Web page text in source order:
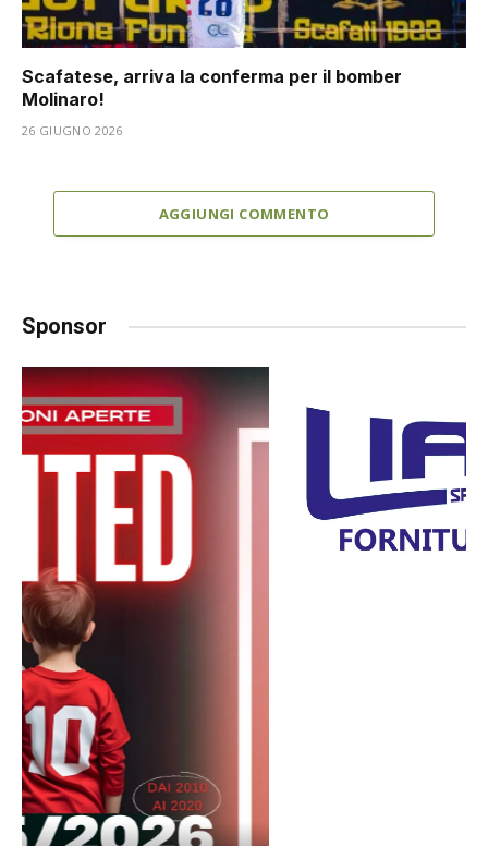
Scafatese, arriva la conferma per il bomber
Molinaro!
26 GIUGNO 2026
AGGIUNGI COMMENTO
Sponsor